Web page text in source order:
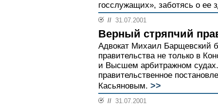
госслужащих», заботясь о ее
// 31.07.2001
Верный стряпчий
Адвокат Михаил Барщевский
правительства не только в
и Высшем арбитражном
правительственное
Касьяновым. >>
// 31.07.2001